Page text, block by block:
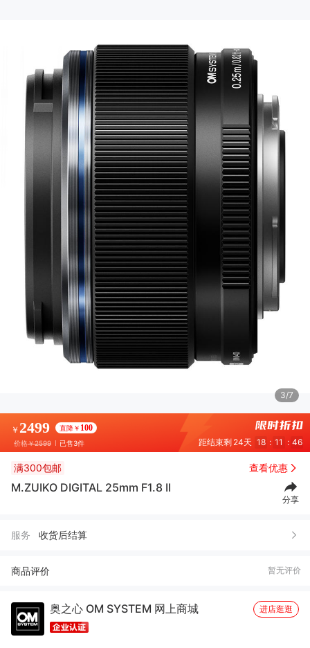
4/7
￥ 2499 直降￥ 100
价格￥2599 已售3件 距结束剩 24天 18 : 11 : 44
满300包邮 查看优惠
M.ZUIKO DIGITAL 25mm F1.8 II
分享
服务 收货后结算
商品评价 暂无评价
奥之心 OM SYSTEM 网上商城 进店逛逛